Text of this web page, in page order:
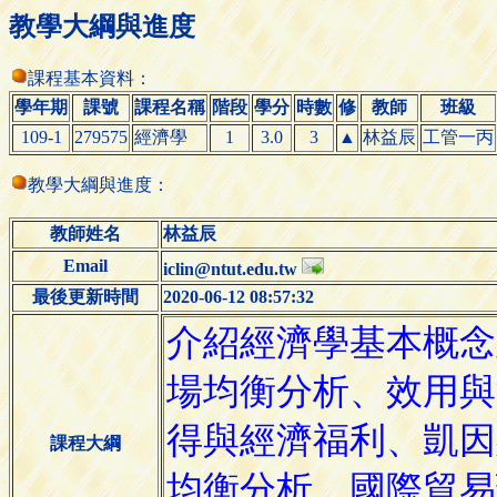
教學大綱與進度
課程基本資料：
學年期
課號 課程名稱 階段 學分 時數 修 教師
班級
109-1
279575 經濟學 1 3.0 3 ▲ 林益辰 工管一丙
教學大綱與進度：
教師姓名
林益辰
Email
iclin@ntut.edu.tw
最後更新時間
2020-06-12 08:57:32
課程大綱